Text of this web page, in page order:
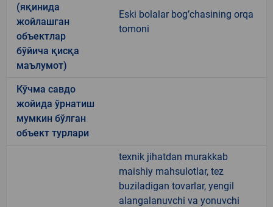
(яқинида
жойлашган
объектлар
бўйича қисқа
маълумот)
Eski bolalar bog’chasining orqa
tomoni
Кўчма савдо
жойида ўрнатиш
мумкин бўлган
объект турлари
texnik jihatdan murakkab
maishiy mahsulotlar, tez
buziladigan tovarlar, yengil
alangalanuvchi va yonuvchi